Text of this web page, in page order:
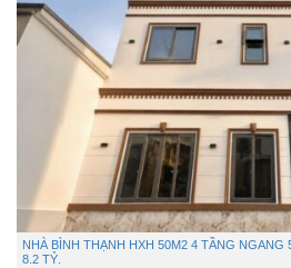
NHÀ BÌNH THẠNH HXH 50M2 4 TẦNG
8.2 TỶ.